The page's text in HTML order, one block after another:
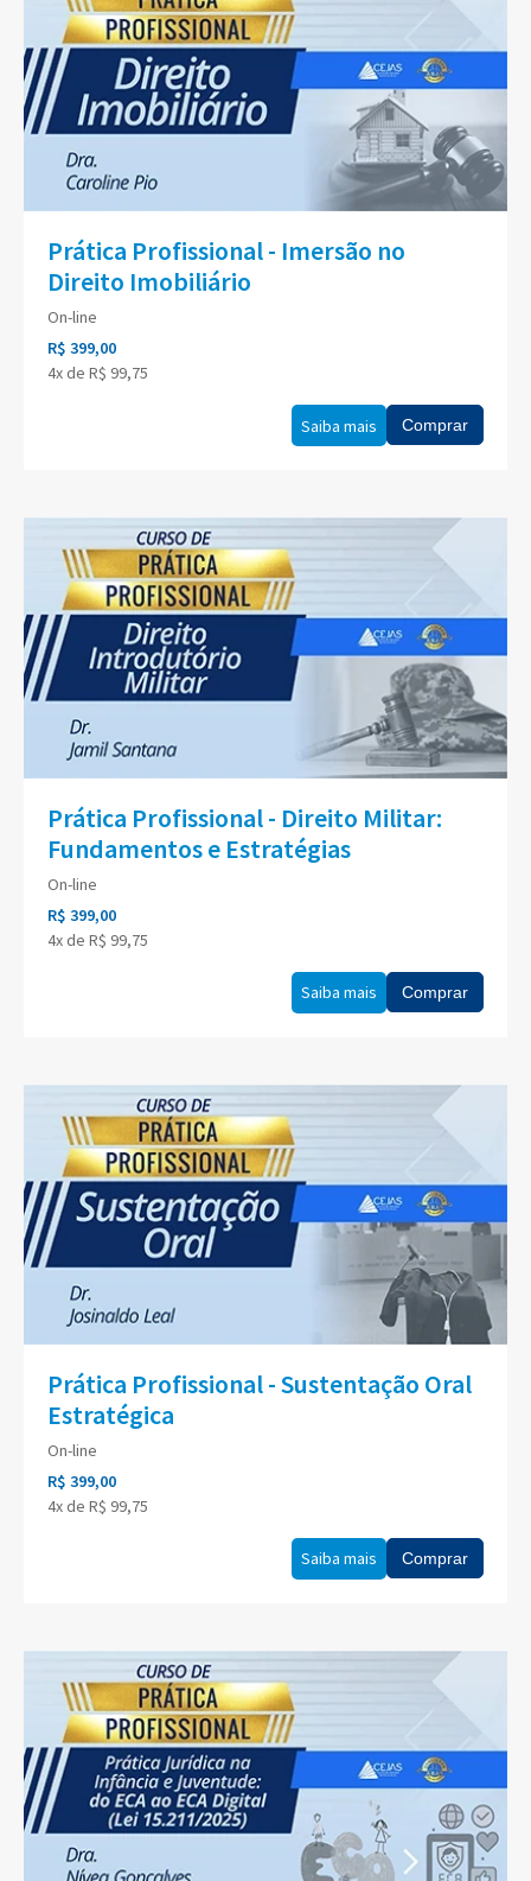
Prática Profissional - Imersão no
Direito Imobiliário
On-line
R$ 399,00
4x de R$ 99,75
Saiba mais Comprar
Prática Profissional - Direito Militar:
Fundamentos e Estratégias
On-line
R$ 399,00
4x de R$ 99,75
Saiba mais Comprar
Prática Profissional - Sustentação Oral
Estratégica
On-line
R$ 399,00
4x de R$ 99,75
Saiba mais Comprar